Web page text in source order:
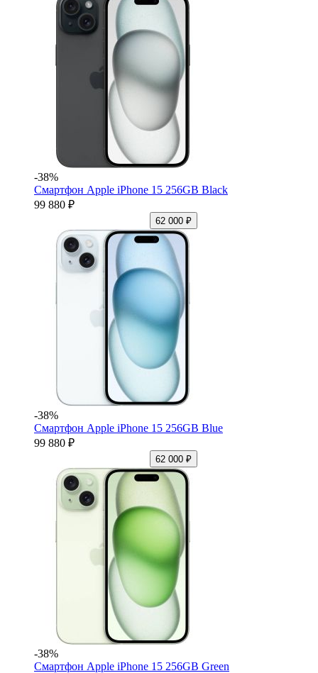
-38%
Смартфон Apple iPhone 15 256GB Black
99 880 ₽
62 000 ₽
-38%
Смартфон Apple iPhone 15 256GB Blue
99 880 ₽
62 000 ₽
-38%
Смартфон Apple iPhone 15 256GB Green